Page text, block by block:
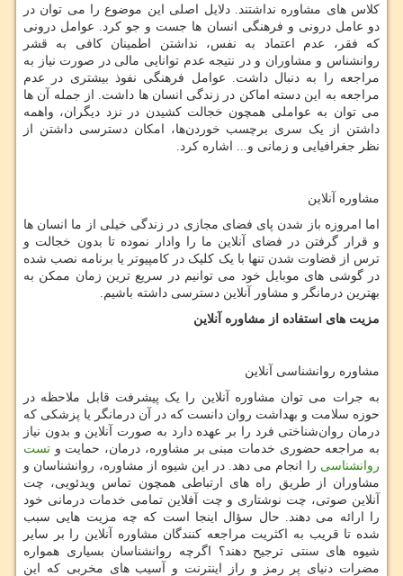
کلاس های مشاوره نداشتند. دلایل اصلی این موضوع را می توان در
دو عامل درونی و فرهنگی انسان ها جست و جو کرد. عوامل درونی
که فقر، عدم اعتماد به نفس، نداشتن اطمینان کافی به قشر
روانشناس و مشاوران و در نتیجه عدم توانایی مالی در صورت نیاز به
مراجعه را به دنبال داشت. عوامل فرهنگی نفوذ بیشتری در عدم
مراجعه به این دسته اماکن در زندگی انسان ها داشت. از جمله آن ها
می توان به عواملی همچون خجالت کشیدن در نزد دیگران، واهمه
داشتن از یک سری برچسب خوردن‌ها، امکان دسترسی داشتن از
نظر جغرافیایی و زمانی و... اشاره کرد.
مشاوره آنلاین
اما امروزه باز شدن پای فضای مجازی در زندگی خیلی از ما انسان ها
و قرار گرفتن در فضای آنلاین ما را وادار نموده تا بدون خجالت و
ترس از قضاوت شدن تنها با یک کلیک در کامپیوتر یا برنامه نصب شده
در گوشی های موبایل خود می توانیم در سریع ترین زمان ممکن به
بهترین درمانگر و مشاور آنلاین دسترسی داشته باشیم.
مزیت های استفاده از مشاوره آنلاین
مشاوره روانشناسی آنلاین
به جرات می توان مشاوره آنلاین را یک پیشرفت قابل ملاحظه در
حوزه سلامت و بهداشت روان دانست که در آن درمانگر یا پزشکی که
درمان روان‌شناختی فرد را بر عهده دارد به صورت آنلاین و بدون نیاز
به مراجعه حضوری خدمات مبنی بر مشاوره، درمان، حمایت و تست
روانشناسی را انجام می دهد. در این شیوه از مشاوره، روانشناسان و
مشاوران از طریق راه های ارتباطی همچون تماس ویدئویی، چت
آنلاین صوتی، چت نوشتاری و چت آفلاین تمامی خدمات درمانی خود
را ارائه می دهند. حال سؤال اینجا است که چه مزیت هایی سبب
شده تا قریب به اکثریت مراجعه کنندگان مشاوره آنلاین را بر سایر
شیوه های سنتی ترجیح دهند؟ اگرچه روانشناسان بسیاری همواره
مضرات دنیای پر رمز و راز اینترنت و آسیب های مخربی که این